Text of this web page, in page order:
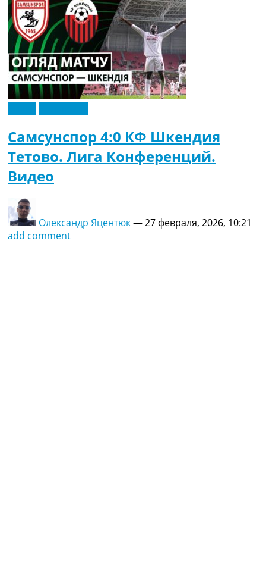
Самсунспор 4:0 КФ Шкендия
Тетово. Лига Конференций.
Видео
Олександр Яцентюк—27 февраля, 2026, 10:21
add comment